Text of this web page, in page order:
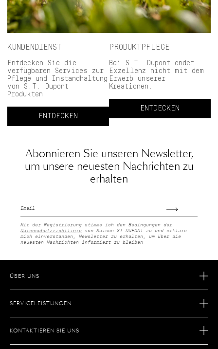
KUNDENDIENST
Entdecken Sie die
verfügbaren Services zur
Pflege und Instandhaltung
von S.T. Dupont
Produkten.
ENTDECKEN
PRODUKTPFLEGE
Bei S.T. Dupont endet
Exzellenz nicht mit dem
Erwerb unserer
Kreationen.
ENTDECKEN
Abonnieren Sie unseren Newsletter,
um unsere neuesten Nachrichten zu
erhalten
Mit der Registrierung stimme ich den Bedingungen der
Datenschutzrichtlinie von Maison ST DUPONT zu und erkläre
mich einverstanden, Newsletter zu erhalten, um über die
neuesten Nachrichten informiert zu bleiben
ÜBER UNS
SERVICELEISTUNGEN
KONTAKTIEREN SIE UNS